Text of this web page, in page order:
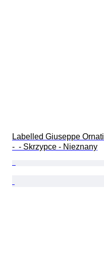
Labelled Giuseppe Ornati
-  - Skrzypce - Nieznany